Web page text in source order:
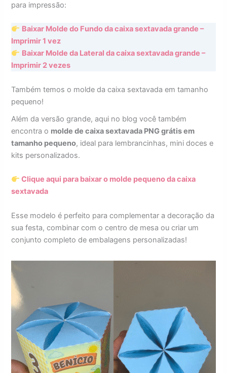
para impressão:
Baixar Molde do Fundo da caixa sextavada grande –
Imprimir 1 vez
Baixar Molde da Lateral da caixa sextavada grande –
Imprimir 2 vezes
Também temos o molde da caixa sextavada em tamanho
pequeno!
Além da versão grande, aqui no blog você também
encontra o molde de caixa sextavada PNG grátis em
tamanho pequeno, ideal para lembrancinhas, mini doces e
kits personalizados.
Clique aqui para baixar o molde pequeno da caixa
sextavada
Esse modelo é perfeito para complementar a decoração da
sua festa, combinar com o centro de mesa ou criar um
conjunto completo de embalagens personalizadas!